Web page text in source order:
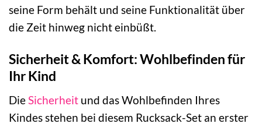
seine Form behält und seine Funktionalität über
die Zeit hinweg nicht einbüßt.
Sicherheit & Komfort: Wohlbefinden für
Ihr Kind
DieSicherheit und das Wohlbefinden Ihres
Kindes stehen bei diesem Rucksack-Set an erster